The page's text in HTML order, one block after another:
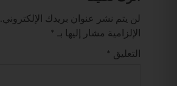
لن يتم نشر عنوان بريدك الإلكتروني.
الإلزامية مشار إليها بـ
*
التعليق *